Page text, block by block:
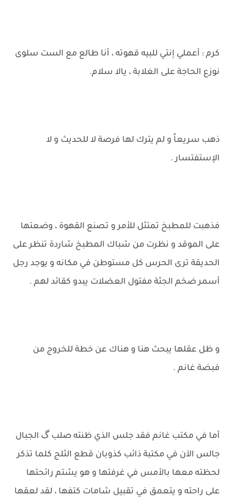
كرم : أعملي إنتي للبيه قهوته ، أنا طالع مع الست سلوى
نوزع الحاجة على الغلابة ، يالا سلام.
ذهب سريعاً و لم يترك لها فرصة لا للحديث و لا
الإستفتسار .
فذهبت للمطبخ تمتثل للأمر و تصنع القهوة ، وضعتها
على الموقد و نظرت من شباك المطبخ شاردة تنظر على
الحديقة ترى الحرس كل مستوطن في مكانه و يوجد رجل
أسمر ضخم الجثة مفتول العضلات يبدو كقائد لهم .
و ظل عقلها يبحث هنا و هناك عن خطة للخروج من
فبضة غانم .
أما في مكتب غانم فقد جلس الذي ظنته صلب گ الجبال
جالس الآن في مكتبة ذائب كذوبان قطع الثلج كلما تذكر
لحظته معها بالأمس في غرفتها و هو يشتم رائحتها
على راحته و يتعمق في تقبيل شامات كتفها ، لقد لعقها